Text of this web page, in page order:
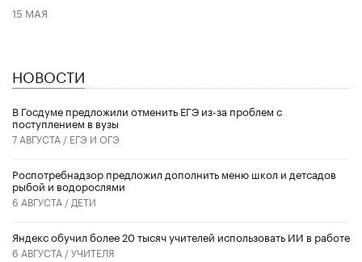
15 МАЯ
НОВОСТИ
В Госдуме предложили отменить ЕГЭ из-за проблем с
поступлением в вузы
7 АВГУСТА / ЕГЭ И ОГЭ
Роспотребнадзор предложил дополнить меню школ и детсадов
рыбой и водорослями
6 АВГУСТА / ДЕТИ
​Яндекс обучил более 20 тысяч учителей использовать ИИ в работе
6 АВГУСТА /УЧИТЕЛЯ